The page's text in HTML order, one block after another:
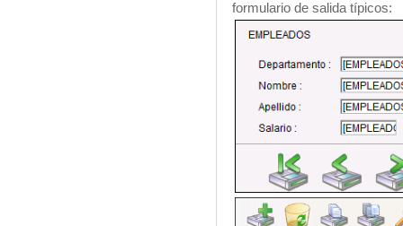
formulario de salida típicos: